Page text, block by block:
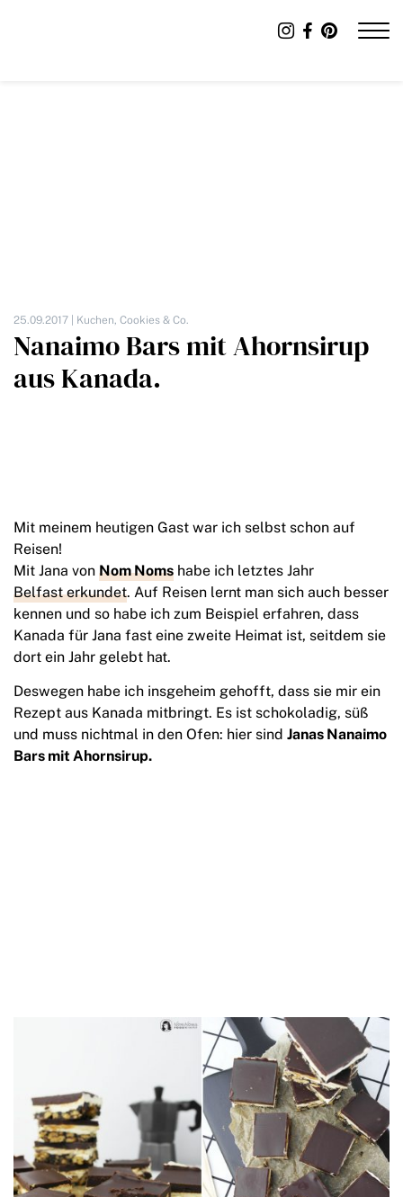
25.09.2017 | Kuchen, Cookies & Co.
Nanaimo Bars mit Ahornsirup
aus Kanada.
Mit meinem heutigen Gast war ich selbst schon auf
Reisen!
Mit Jana von Nom Noms habe ich letztes Jahr
Belfast erkundet. Auf Reisen lernt man sich auch besser
kennen und so habe ich zum Beispiel erfahren, dass
Kanada für Jana fast eine zweite Heimat ist, seitdem sie
dort ein Jahr gelebt hat.
Deswegen habe ich insgeheim gehofft, dass sie mir ein
Rezept aus Kanada mitbringt. Es ist schokoladig, süß
und muss nichtmal in den Ofen: hier sind Janas Nanaimo
Bars mit Ahornsirup.